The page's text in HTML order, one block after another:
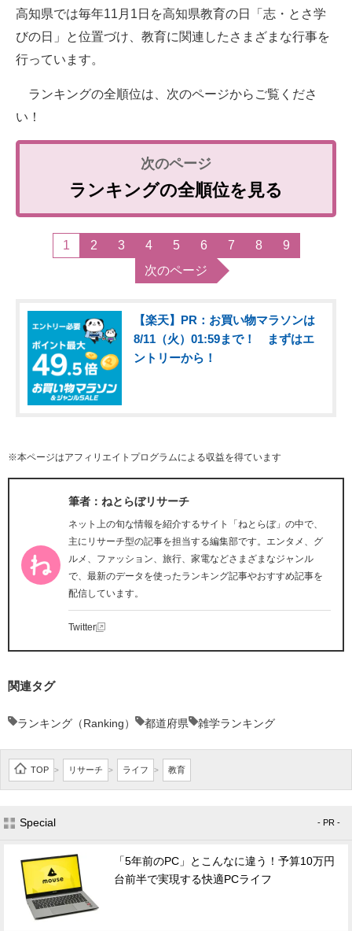
高知県では毎年11月1日を高知県教育の日「志・とさ学
びの日」と位置づけ、教育に関連したさまざまな行事を
行っています。
ランキングの全順位は、次のページからご覧くださ
い！
ランキングの全順位を見る
1 2 3 4 5 6 7 8
9
次のページ
【楽天】PR：お買い物マラソンは
8/11（火）01:59まで！ まずはエ
ントリーから！
※本ページはアフィリエイトプログラムによる収益を得ています
筆者：ねとらぼリサーチ
ネット上の旬な情報を紹介するサイト「ねとらぼ」の中で、
主にリサーチ型の記事を担当する編集部です。エンタメ、グ
ルメ、ファッション、旅行、家電などさまざまなジャンル
で、最新のデータを使ったランキング記事やおすすめ記事を
配信しています。
Twitter
関連タグ
ランキング（Ranking） 都道府県 雑学ランキング
TOP > リサーチ > ライフ > 教育
Special - PR -
「5年前のPC」とこんなに違う！予算10万円
台前半で実現する快適PCライフ